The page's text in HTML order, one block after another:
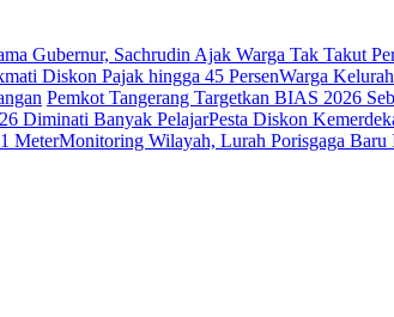
Gubernur, Sachrudin Ajak Warga Tak Takut
Diskon Pajak hingga 45 PersenWarga
Pemkot Tangerang Targetkan BIAS 2026
Diminati Banyak PelajarPesta Diskon
MeterMonitoring Wilayah, Lurah Porisgaga Baru